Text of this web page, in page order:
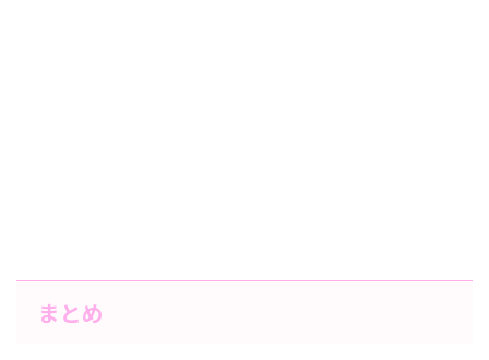
まとめ